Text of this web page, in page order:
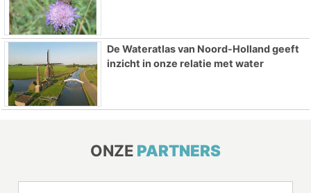
De Wateratlas van Noord-Holland geeft
inzicht in onze relatie met water
ONZE PARTNERS